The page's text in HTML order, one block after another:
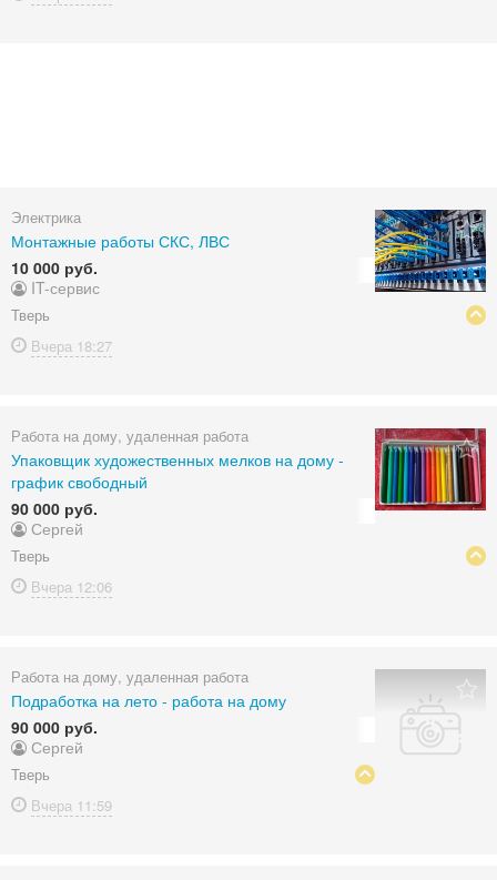
Электрика
Монтажные работы СКС, ЛВС
10 000 руб.
IT-сервис
Тверь
Вчера 18:27
Работа на дому, удаленная работа
Упаковщик художественных мелков на дому -
график свободный
90 000 руб.
Сергей
Тверь
Вчера 12:06
Работа на дому, удаленная работа
Подработка на лето - работа на дому
90 000 руб.
Сергей
Тверь
Вчера 11:59